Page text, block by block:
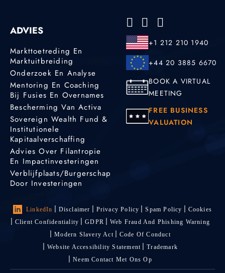
ADVIES
Markttoetreding En
Marktuitbreiding
Onderzoek En Analyse
Mentoring En Coaching
Bij Fusies En Overnames
Bescherming Van Activa
Sovereign Wealth Fund &
Institutionele
Kapitaalverschaffing
Advies Over Filantropie
En Impactinvesteringen
Verblijfplaats/burgerschap
Door Investeringen
+1 212 210 1940
+44 20 3885 6670
BOOK A VIRTUAL
MEETING
FREE BUSINESS
VALUATION
LinkedIn Disclaimer Privacy Policy Spam Policy
Cookies
Client Confidentiality
GDPR
Web Fraud And Phishing Warning
Modern Slavery Act
Code Of Conduct
Website Accessibility Statement
Trademark
Neem Contact Met Ons Op